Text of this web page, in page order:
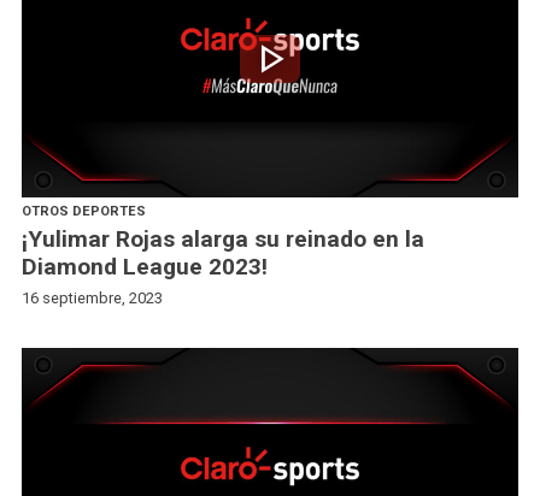
play_arrow
OTROS DEPORTES
¡Yulimar Rojas alarga su reinado en la
Diamond League 2023!
16 septiembre, 2023